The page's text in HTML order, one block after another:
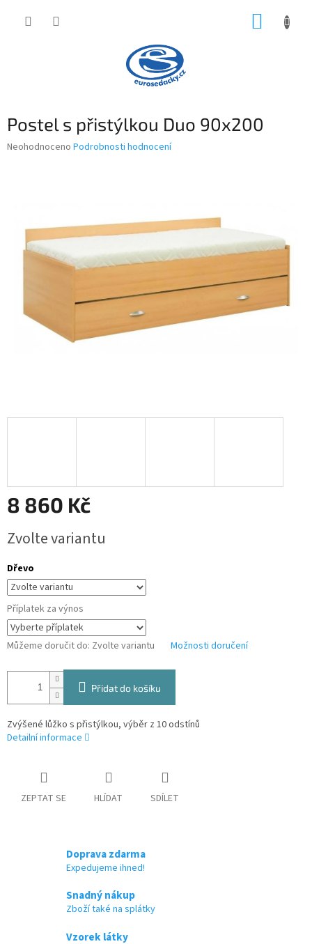
Postel s přistýlkou Duo 90x200
Průměrné
hvězdiček.
Neohodnoceno Podrobnosti hodnocení
8 860 Kč
cena:
Zvolte variantu
Dřevo
Příplatek za výnos
Můžeme doručit do: Zvolte variantu Možnosti doručení
Přidat do košíku
Zvýšené lůžko s přistýlkou, výběr z 10 odstínů
Detailní informace
ZEPTAT SE HLÍDAT SDÍLET
Doprava zdarma
Expedujeme ihned!
Snadný nákup
Zboží také na splátky
Vzorek látky